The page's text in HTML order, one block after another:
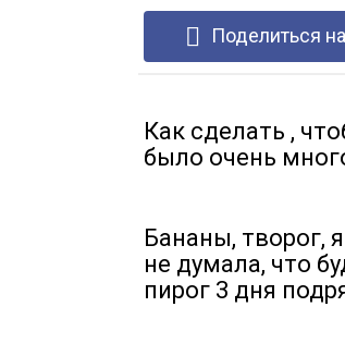
Поделиться
Как сделать ,
было очень
Бананы, творог,
не думала, что
пирог 3 дня